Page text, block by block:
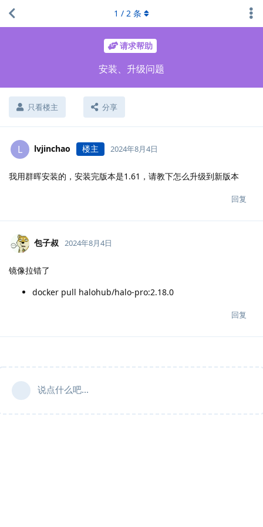
请求帮助
安装、升级问题
只看楼主 分享
1 / 2 条
L lvjinchao 楼主 2024年8月4日
我用群晖安装的，安装完版本是1.61，请教下怎么升级到新版本
回复
包子叔 2024年8月4日
镜像拉错了
docker pull halohub/halo-pro:2.18.0
回复
说点什么吧...